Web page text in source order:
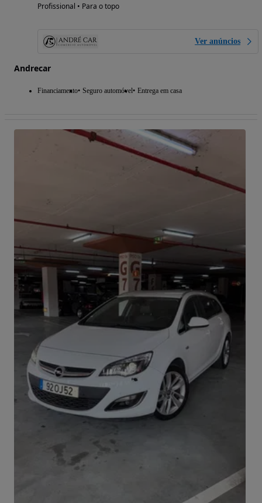
Profissional • Para o topo
Ver anúncios
Andrecar
Financiamento Seguro automóvel Entrega em casa